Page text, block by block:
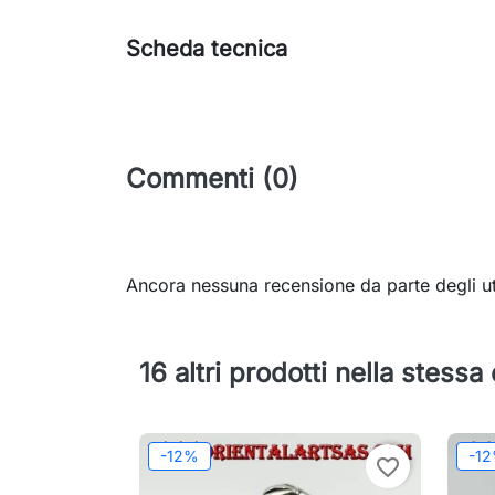
Scheda tecnica
Commenti (0)
Ancora nessuna recensione da parte degli
16 altri prodotti nella stessa
-12% favorite_border -